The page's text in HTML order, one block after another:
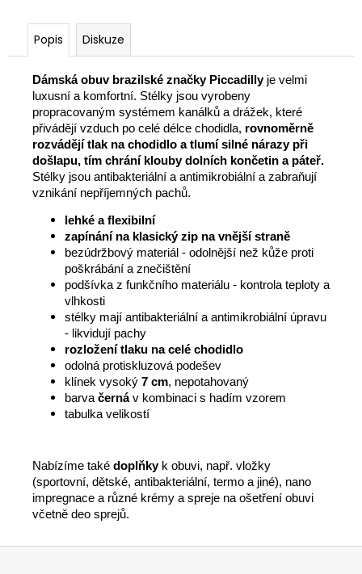
Popis Diskuze
Dámská obuv brazilské značky Piccadillyje velmi
luxusní a komfortní. Stélky jsou vyrobeny
propracovaným systémem kanálků a drážek, které
přivádějí vzduch po celé délce chodidla, rovnoměrně
rozvádějí tlak na chodidlo a tlumí silné nárazy při
došlapu, tím chrání klouby dolních končetin a páteř.
Stélky jsou antibakteriální a antimikrobiální a zabraňují
vznikání nepříjemných pachů.
lehké a flexibilní
zapínání na klasický zip na vnější straně
bezúdržbový materiál - odolnější než kůže proti
poškrábání a znečištění
podšívka z funkčního materiálu - kontrola teploty a
vlhkosti
stélky mají antibakteriální a antimikrobiální úpravu
- likvidují pachy
rozložení tlaku na celé chodidlo
odolná protiskluzová podešev
klínek vysoký 7 cm, nepotahovaný
barva černáv kombinaci s hadím vzorem
tabulka velikostí
Nabízíme také doplňkyk obuvi, např. vložky
(sportovní, dětské, antibakteriální, termo a jiné), nano
impregnace a různé krémy a spreje na ošetření obuvi
včetně deo sprejů.
Z